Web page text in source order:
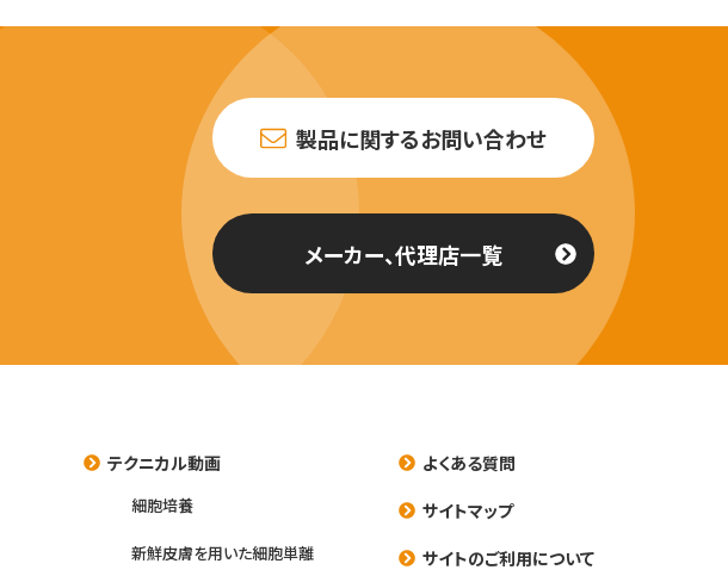
製品に関するお問い合わせ
メーカー、代理店一覧
テクニカル動画
細胞培養
新鮮皮膚を用いた細胞単離
よくある質問
サイトマップ
サイトのご利用について